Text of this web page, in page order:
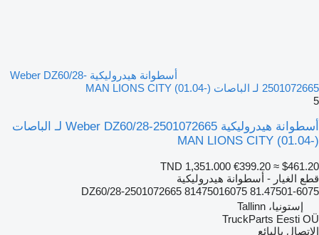
أسطوانة هيدروليكية Weber DZ60/28-
2501072665 لـ الباصات MAN LIONS CITY (01.04-)
5
أسطوانة هيدروليكية Weber DZ60/28-2501072665 لـ الباصات
MAN LIONS CITY (01.04-)
TND 1,351.000 €399.20 ≈ $461.20
قطع الغيار - أسطوانة هيدروليكية
DZ60/28-2501072665 81475016075 81.47501-6075
إستونيا، Tallinn
TruckParts Eesti OÜ
الاتصال بالبائع